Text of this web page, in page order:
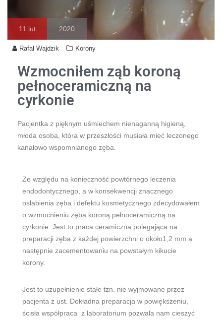
11 lut 2020
Rafał Wajdzik Korony
Wzmocniłem ząb koroną
pełnoceramiczną na
cyrkonie
Pacjentka z pięknym uśmiechem nienaganną higieną,
młoda osoba, która w przeszłości musiała mieć leczonego
kanałowo wspomnianego zęba.
Ze względu na konieczność powtórnego leczenia
endodontycznego, a w konsekwencji znacznego
osłabienia zęba i defektu kosmetycznego zdecydowałem
o wzmocnieniu zęba koroną pełnoceramiczną na
cyrkonie. Jest to praca ceramiczna polegająca na
preparacji zęba z każdej powierzchni o około1,2 mm a
następnie zacementowaniu na powstałym kikucie
korony.
Jest to uzupełnienie stałe tzn. nie wyjmowane przez
pacjenta z ust. Dokładna preparacja w powiększeniu,
ścisła współpraca z laboratorium pozwala nam cieszyć